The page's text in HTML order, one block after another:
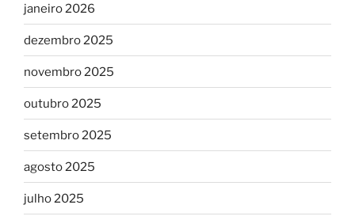
janeiro 2026
dezembro 2025
novembro 2025
outubro 2025
setembro 2025
agosto 2025
julho 2025